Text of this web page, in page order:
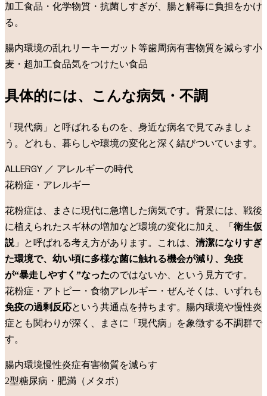
加工食品・化学物質・抗菌しすぎが、腸と解毒に負担をかけ
る。
腸内環境の乱れリーキーガット等歯周病有害物質を減らす小
麦・超加工食品気をつけたい食品
具体的には、こんな病気・不調
「現代病」と呼ばれるものを、身近な病名で見てみましょ
う。どれも、暮らしや環境の変化と深く結びついています。
ALLERGY ／ アレルギーの時代
花粉症・アレルギー
花粉症は、まさに現代に急増した病気です。背景には、戦後
に植えられたスギ林の増加など環境の変化に加え、「 衛生仮
説」と呼ばれる考え方があります。これは、 清潔になりすぎ
た環境で、幼い頃に多様な菌に触れる機会が減り、免疫
が“暴走しやすく”なったのではないか、という見方です。
花粉症・アトピー・食物アレルギー・ぜんそくは、いずれも
免疫の過剰反応という共通点を持ちます。腸内環境や慢性炎
症とも関わりが深く、まさに「現代病」を象徴する不調群で
す。
腸内環境慢性炎症有害物質を減らす
2型糖尿病・肥満（メタボ）